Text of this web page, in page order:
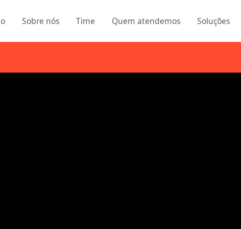
Sobre nós Time Quem atendemos Soluções